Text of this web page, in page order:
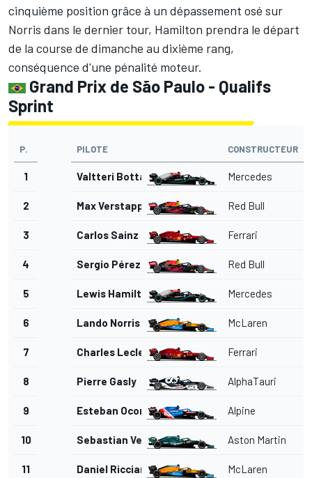
cinquième position grâce à un dépassement osé sur
Norris dans le dernier tour, Hamilton prendra le départ
de la course de dimanche au dixième rang,
conséquence d'une pénalité moteur.
Grand Prix de São Paulo - Qualifs
Sprint
P. PILOTE CONSTRUCTEUR
1 Valtteri Bottas Mercedes
2 Max Verstappen Red Bull
3 Carlos Sainz Jr. Ferrari
4 Sergio Pérez Red Bull
5 Lewis Hamilton Mercedes
6 Lando Norris McLaren
7 Charles Leclerc Ferrari
8 Pierre Gasly AlphaTauri
9 Esteban Ocon Alpine
10 Sebastian Vettel Aston Martin
11 Daniel Ricciardo McLaren